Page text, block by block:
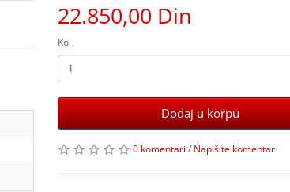
22.850,00 Din
Kol
Dodaj u korpu
0 komentari / Napišite komentar